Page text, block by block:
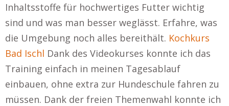
Inhaltsstoffe für hochwertiges Futter wichtig
sind und was man besser weglässt. Erfahre, was
die Umgebung noch alles bereithält. Kochkurs
Bad Ischl Dank des Videokurses konnte ich das
Training einfach in meinen Tagesablauf
einbauen, ohne extra zur Hundeschule fahren zu
müssen. Dank der freien Themenwahl konnte ich